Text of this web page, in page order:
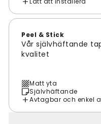
Peel & Stick
Vår självhäftande
kvalitet
Matt yta
Självhäftande
Avtagbar och enkel